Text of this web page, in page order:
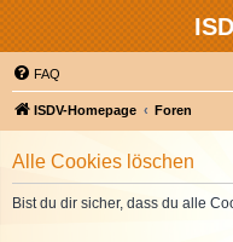
FAQ
ISDV-Homepage Foren
Alle Cookies löschen
Bist du dir sicher, dass du alle